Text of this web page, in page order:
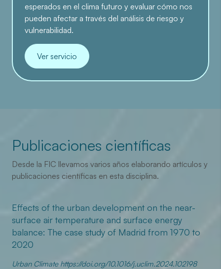
esperados en el clima futuro y evaluar cómo nos
pueden afectar a través del análisis de riesgo y
vulnerabilidad.
Ver servicio
Publicaciones científicas
Desde la FIC llevamos varios años elaborando artículos y
publicaciones científicas en esta disciplina.
Effects of the urban development on the near-
surface air temperature and surface energy
balance: The case study of Madrid from 1970 to
2020
Urban Climate https://doi.org/10.1016/j.uclim.2024.102198